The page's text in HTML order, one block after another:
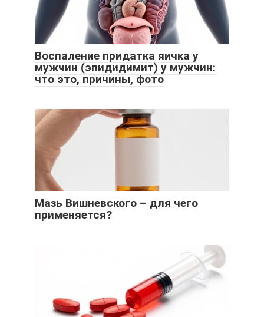
Воспаление придатка яичка у
мужчин (эпидидимит) у мужчин:
что это, причины, фото
Мазь Вишневского – для чего
применяется?